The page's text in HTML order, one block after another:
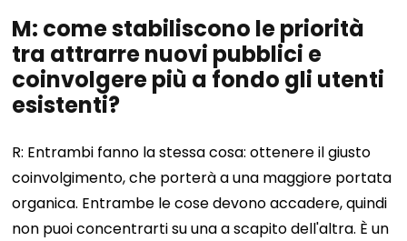
M: come stabiliscono le priorità
tra attrarre nuovi pubblici e
coinvolgere più a fondo gli utenti
esistenti?
R: Entrambi fanno la stessa cosa: ottenere il giusto
coinvolgimento, che porterà a una maggiore portata
organica. Entrambe le cose devono accadere, quindi
non puoi concentrarti su una a scapito dell'altra. È un